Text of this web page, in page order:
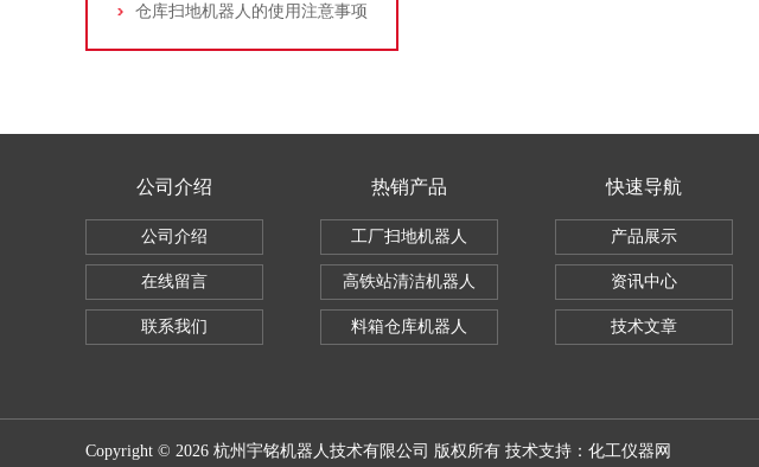
仓库扫地机器人的使用注意事项
公司介绍
公司介绍
在线留言
联系我们
热销产品
工厂扫地机器人
高铁站清洁机器人
料箱仓库机器人
快速导航
产品展示
资讯中心
技术文章
Copyright © 2026 杭州宇铭机器人技术有限公司 版权所有 技术支持： 化工仪器网